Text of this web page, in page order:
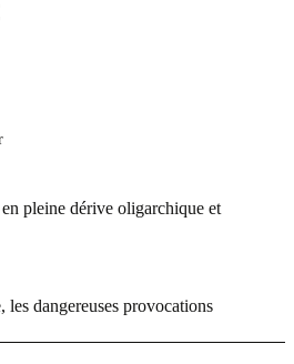
pleine dérive oligarchique et
les dangereuses provocations